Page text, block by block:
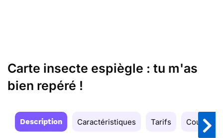
Carte insecte espiègle : tu m'as
bien repéré !
Description Caractéristiques Tarifs Couleurs